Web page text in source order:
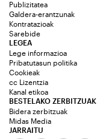
Publizitatea
Galdera-erantzunak
Kontratazioak
Sarebide
JARRAITU
LEGEA
Lege informazioa
Pribatutasun politika
Cookieak
cc Lizentzia
Kanal etikoa
BESTELAKO ZERBITZUAK
Bidera zerbitzuak
Midas Media